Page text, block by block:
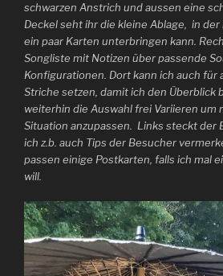
schwarzen Anstrich und aussen eine
Deckel seht ihr die kleine Ablage, in
ein paar Karten unterbringen kann.
Songliste mit Notizen über passende
Konfigurationen. Dort kann ich auch für
Striche setzen, damit ich den Überblick
weiterhin die Auswahl frei Variieren um
Situation anzupassen. Links steckt der
ich z.b. auch Tips der Besucher
passen einige Postkarten, falls ich mal
will.